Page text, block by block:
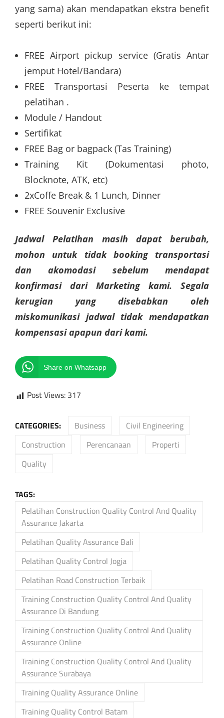
yang sama) akan mendapatkan ekstra benefit
seperti berikut ini:
FREE Airport pickup service (Gratis Antar
jemput Hotel/Bandara)
FREE Transportasi Peserta ke tempat
pelatihan .
Module / Handout
Sertifikat
FREE Bag or bagpack (Tas Training)
Training Kit (Dokumentasi photo,
Blocknote, ATK, etc)
2xCoffe Break & 1 Lunch, Dinner
FREE Souvenir Exclusive
Jadwal Pelatihan masih dapat berubah,
mohon untuk tidak booking transportasi
dan akomodasi sebelum mendapat
konfirmasi dari Marketing kami. Segala
kerugian yang disebabkan oleh
miskomunikasi jadwal tidak mendapatkan
kompensasi apapun dari kami.
Share on Whatsapp
Post Views: 317
CATEGORIES: Business
Civil Engineering
Construction
Perencanaan
Properti
Quality
TAGS:
Pelatihan Construction Quality Control And Quality
Assurance Jakarta
Pelatihan Quality Assurance Bali
Pelatihan Quality Control Jogja
Pelatihan Road Construction Terbaik
Training Construction Quality Control And Quality
Assurance Di Bandung
Training Construction Quality Control And Quality
Assurance Online
Training Construction Quality Control And Quality
Assurance Surabaya
Training Quality Assurance Online
Training Quality Control Batam